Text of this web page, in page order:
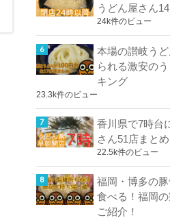
うどん屋さん
24k件のビュー
本場の讃岐う
られる激安の
キング
23.3k件のビュー
香川県で7時台
さん51店まとめ
22.5k件のビュー
福岡・博多の
食べる！福岡
ご紹介！